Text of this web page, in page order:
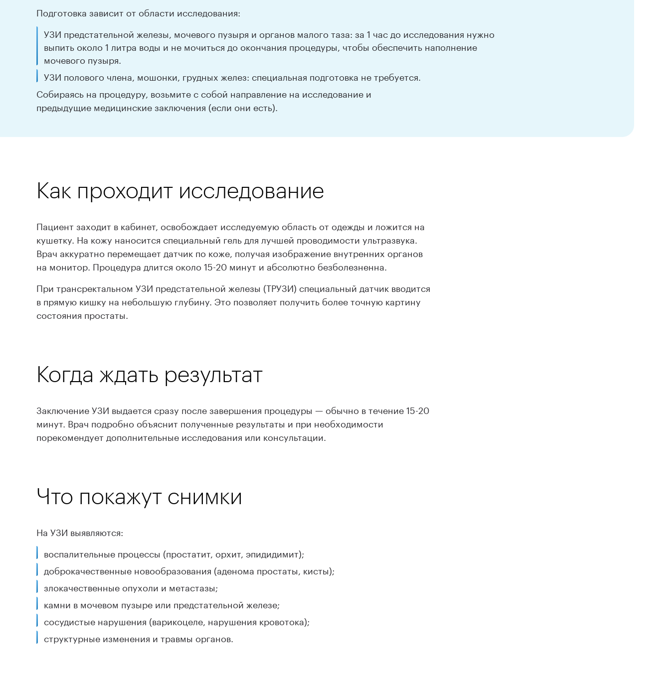
Подготовка зависит от области исследования:
УЗИ предстательной железы, мочевого пузыря и органов малого таза: за 1 час до исследования нужно
выпить около 1 литра воды и не мочиться до окончания процедуры, чтобы обеспечить наполнение
мочевого пузыря.
УЗИ полового члена, мошонки, грудных желез: специальная подготовка не требуется.
Собираясь на процедуру, возьмите с собой направление на исследование и
предыдущие медицинские заключения (если они есть).
Как проходит исследование
Пациент заходит в кабинет, освобождает исследуемую область от одежды и ложится на
кушетку. На кожу наносится специальный гель для лучшей проводимости ультразвука.
Врач аккуратно перемещает датчик по коже, получая изображение внутренних органов
на монитор. Процедура длится около 15-20 минут и абсолютно безболезненна.
При трансректальном УЗИ предстательной железы (ТРУЗИ) специальный датчик вводится
в прямую кишку на небольшую глубину. Это позволяет получить более точную картину
состояния простаты.
Когда ждать результат
Заключение УЗИ выдается сразу после завершения процедуры — обычно в течение 15-20
минут. Врач подробно объяснит полученные результаты и при необходимости
порекомендует дополнительные исследования или консультации.
Что покажут снимки
На УЗИ выявляются:
воспалительные процессы (простатит, орхит, эпидидимит);
доброкачественные новообразования (аденома простаты, кисты);
злокачественные опухоли и метастазы;
камни в мочевом пузыре или предстательной железе;
сосудистые нарушения (варикоцеле, нарушения кровотока);
структурные изменения и травмы органов.